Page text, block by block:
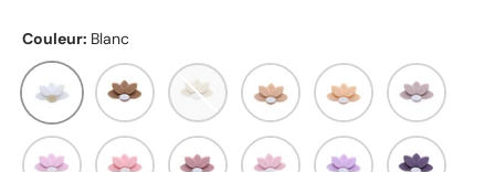
Couleur: Blanc
Blanc Argan Chair Pêche Peachy Ombre rose
Fleur de cerisier
Rose quartzRose sucréRose poudréOrchidéeViolette